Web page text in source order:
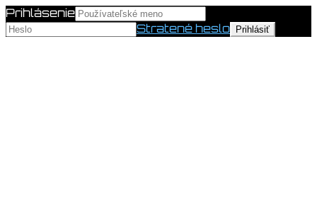
Prihlásenie
Stratené heslo